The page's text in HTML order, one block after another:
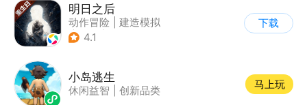
明日之后
动作冒险
建造模拟
| 丧尸
4.1
下载
小岛逃生
休闲益智 创新品类
马上玩